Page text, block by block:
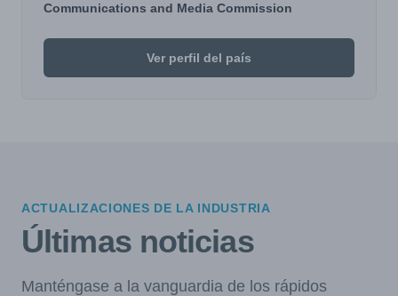
Communications and Media Commission
Ver perfil del país
ACTUALIZACIONES DE LA INDUSTRIA
Últimas noticias
Manténgase a la vanguardia de los rápidos